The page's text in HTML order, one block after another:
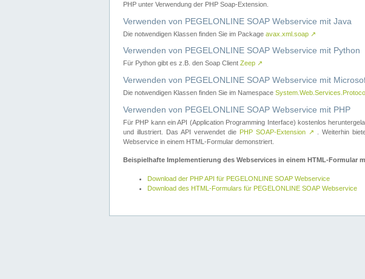
PHP unter Verwendung der PHP Soap-Extension.
Verwenden von PEGELONLINE SOAP Webservice mit Java
Die notwendigen Klassen finden Sie im Package avax.xml.soap ↗
Verwenden von PEGELONLINE SOAP Webservice mit Python
Für Python gibt es z.B. den Soap Client Zeep ↗
Verwenden von PEGELONLINE SOAP Webservice mit
Die notwendigen Klassen finden Sie im Namespace
Verwenden von PEGELONLINE SOAP Webservice mit PHP
Für PHP kann ein API (Application Programming Interface) kostenlos
und illustriert. Das API verwendet die PHP SOAP-Extension ↗ . Weiterhin
Webservice in einem HTML-Formular demonstriert.
Beispielhafte Implementierung des Webservices in einem HTML-Formular
Download der PHP API für PEGELONLINE SOAP Webservice
Download des HTML-Formulars für PEGELONLINE SOAP Webservice